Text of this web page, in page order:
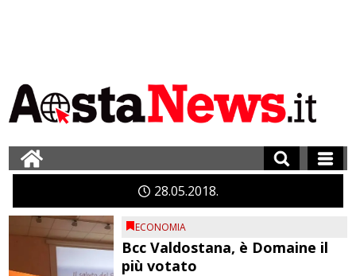
2805 2018
ECONOMIA
Bcc Valdostana, è Domaine il
più votato